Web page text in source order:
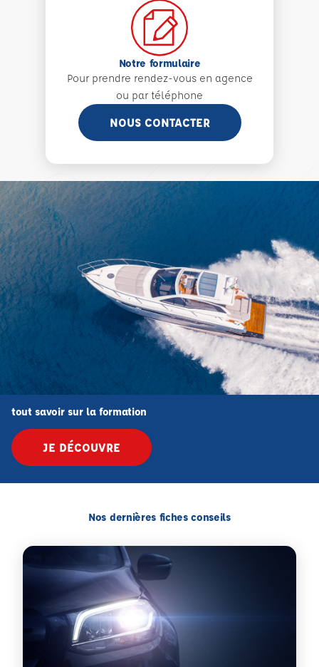
Notre formulaire
Pour prendre rendez-vous en agence
ou par téléphone
NOUS CONTACTER
tout savoir sur la formation
JE DÉCOUVRE
Nos dernières fiches conseils